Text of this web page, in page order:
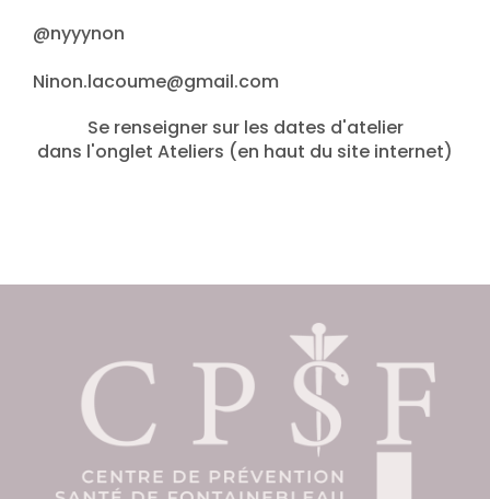
@nyyynon
Ninon.lacoume@gmail.com
Se renseigner sur les dates d'atelier
dans l'onglet Ateliers (en haut du site internet)